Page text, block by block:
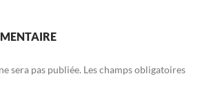
sera pas publiée. Les champs obligatoires